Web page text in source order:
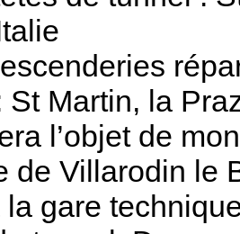
St Martin, la
l’objet de
de Villarodin le
la gare